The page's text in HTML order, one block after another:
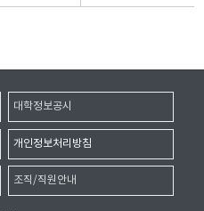
대학정보공시
개인정보처리방침
조직/직원안내